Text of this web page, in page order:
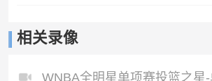
相关录像